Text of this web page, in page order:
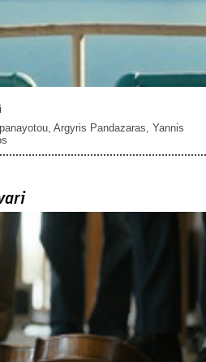
, Argyris Pandazaras, Yannis